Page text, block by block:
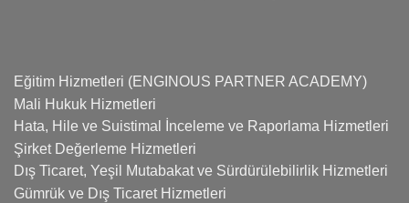
Eğitim Hizmetleri (ENGINOUS PARTNER ACADEMY)
Mali Hukuk Hizmetleri
Hata, Hile ve Suistimal İnceleme ve Raporlama Hizmetleri
Şirket Değerleme Hizmetleri
Dış Ticaret, Yeşil Mutabakat ve Sürdürülebilirlik Hizmetleri
Gümrük ve Dış Ticaret Hizmetleri